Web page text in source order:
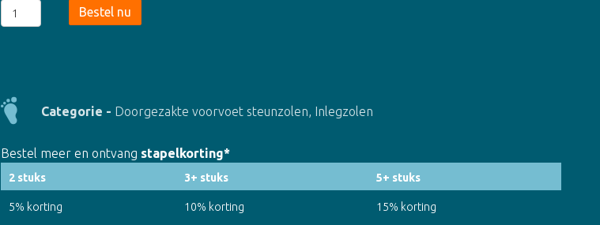
Metatarsalgia
Insoles
Bestel nu
Categorie - Doorgezakte voorvoet steunzolen, Inlegzolen
Bestel meer en ontvang stapelkorting*
2 stuks 3+ stuks 5+ stuks
5% korting 10% korting 15% korting